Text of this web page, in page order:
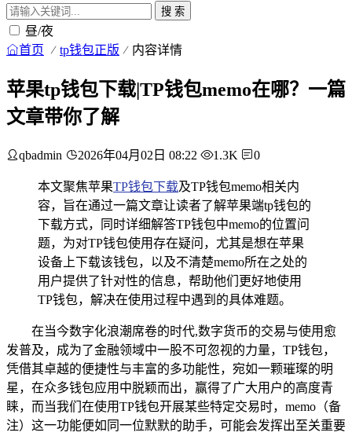
搜 索
昼/夜
首页 tp钱包正版 内容详情
苹果tp钱包下载|TP钱包memo在哪？一篇
文章带你了解
qbadmin 2026年04月02日 08:22 1.3K 0
本文聚焦苹果TP钱包下载及TP钱包memo相关内
容，旨在通过一篇文章让读者了解苹果端tp钱包的
下载方式，同时详细解答TP钱包中memo的位置问
题，为对TP钱包使用存在疑问，尤其是想在苹果
设备上下载该钱包，以及不清楚memo所在之处的
用户提供了针对性的信息，帮助他们更好地使用
TP钱包，解决在使用过程中遇到的具体难题。
在当今数字化浪潮席卷的时代,数字货币的交易与使用愈
发普及，成为了金融领域中一股不可忽视的力量，TP钱包，
凭借其卓越的便捷性与丰富的多功能性，宛如一颗璀璨的明
星，在众多钱包应用中脱颖而出，赢得了广大用户的高度青
睐，而当我们在使用TP钱包开展某些特定交易时，memo（备
注）这一功能便如同一位默默的助手，可能会发挥出至关重要